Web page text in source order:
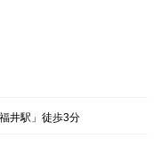
井駅」徒歩3分